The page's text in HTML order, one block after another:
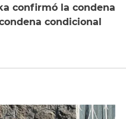
confirmó la condena
condicional